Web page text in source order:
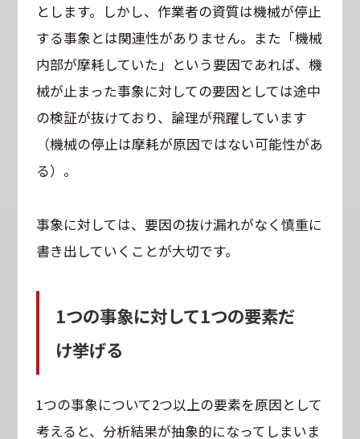
とします。しかし、作業者の資質は機械が停止
する事象とは関連性がありません。また「機械
内部が摩耗していた」という要因であれば、機
械が止まった事象に対しての要因としては途中
の検証が抜けており、論理が飛躍しています
（機械の停止は摩耗が原因ではない可能性があ
る）。
事象に対しては、要因の抜け漏れがなく慎重に
書き出していくことが大切です。
1つの事象に対して1つの要素だ
け挙げる
1つの事象について2つ以上の要素を原因として
考えると、分析結果が抽象的になってしまいま